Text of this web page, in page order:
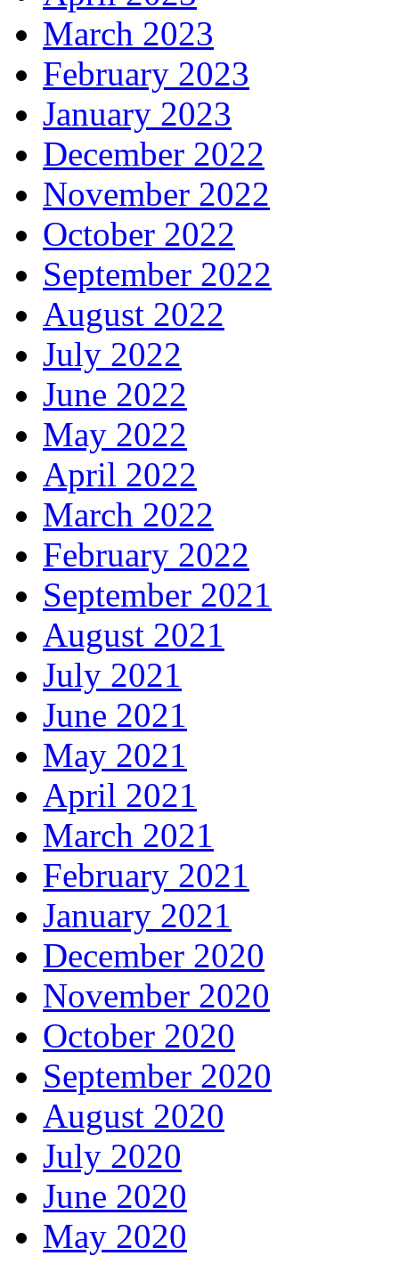
March 2023
February 2023
January 2023
December 2022
November 2022
October 2022
September 2022
August 2022
July 2022
June 2022
May 2022
April 2022
March 2022
February 2022
September 2021
August 2021
July 2021
June 2021
May 2021
April 2021
March 2021
February 2021
January 2021
December 2020
November 2020
October 2020
September 2020
August 2020
July 2020
June 2020
May 2020